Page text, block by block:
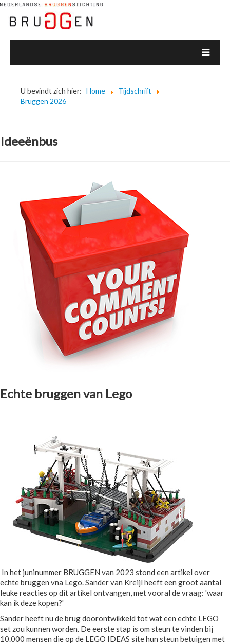
U bevindt zich hier: Home
Tijdschrift
Bruggen 2026
Ideeënbus
Echte bruggen van Lego
In het juninummer BRUGGEN van 2023 stond een artikel over
echte bruggen vna Lego. Sander van Kreijl heeft een groot aantal
leuke reacties op dit artikel ontvangen, met vooral de vraag: 'waar
kan ik deze kopen?'
Sander heeft nu de brug doorontwikkeld tot wat een echte LEGO
set zou kunnen worden. De eerste stap is om steun te vinden bij
10.000 mensen die op de LEGO IDEAS site hun steun betuigen met